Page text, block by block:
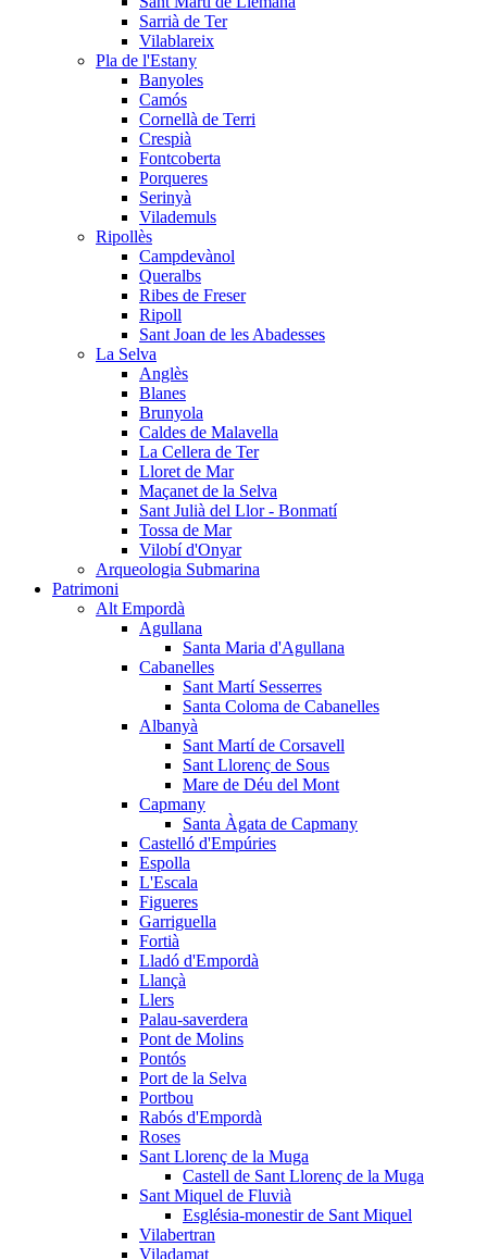
Sarrià de Ter
Vilablareix
Pla de l'Estany
Banyoles
Camós
Cornellà de Terri
Crespià
Fontcoberta
Porqueres
Serinyà
Vilademuls
Ripollès
Campdevànol
Queralbs
Ribes de Freser
Ripoll
Sant Joan de les Abadesses
La Selva
Anglès
Blanes
Brunyola
Caldes de Malavella
La Cellera de Ter
Lloret de Mar
Maçanet de la Selva
Sant Julià del Llor - Bonmatí
Tossa de Mar
Vilobí d'Onyar
Arqueologia Submarina
Patrimoni
Alt Empordà
Agullana
Santa Maria d'Agullana
Cabanelles
Sant Martí Sesserres
Santa Coloma de Cabanelles
Albanyà
Sant Martí de Corsavell
Sant Llorenç de Sous
Mare de Déu del Mont
Capmany
Santa Àgata de Capmany
Castelló d'Empúries
Espolla
L'Escala
Figueres
Garriguella
Fortià
Lladó d'Empordà
Llançà
Llers
Palau-saverdera
Pont de Molins
Pontós
Port de la Selva
Portbou
Rabós d'Empordà
Roses
Sant Llorenç de la Muga
Castell de Sant Llorenç de la Muga
Sant Miquel de Fluvià
Església-monestir de Sant Miquel
Vilabertran
Viladamat